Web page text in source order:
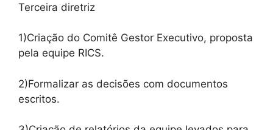
Terceira diretriz
1)Criação do Comitê Gestor Executivo, proposta
pela equipe RICS.
2)Formalizar as decisões com documentos
escritos.